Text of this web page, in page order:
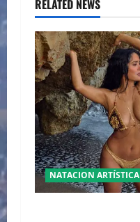
RELATED NEWS
NATACION ARTÍSTICA